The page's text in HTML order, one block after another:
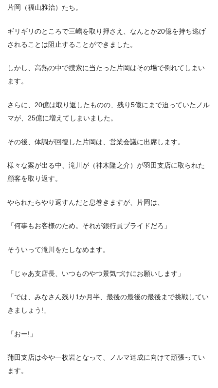
片岡（福山雅治）たち。
ギリギリのところで三嶋を取り押さえ、なんとか20億を持ち逃げ
されることは阻止することができました。
しかし、高熱の中で捜索に当たった片岡はその場で倒れてしまい
ます。
さらに、20億は取り返したものの、残り5億にまで迫っていたノル
マが、25億に増えてしまいました。
その後、体調が回復した片岡は、営業会議に出席します。
様々な案が出る中、滝川が（神木隆之介）が羽田支店に取られた
顧客を取り返す。
やられたらやり返すんだと息巻きますが、片岡は、
「何事もお客様のため。それが銀行員プライドだろ」
そういって滝川をたしなめます。
「じゃあ支店長、いつものやつ景気づけにお願いします」
「では、みなさん残り1か月半、最後の最後の最後まで挑戦してい
きましょう!」
「おー!」
蒲田支店は今や一枚岩となって、ノルマ達成に向けて頑張ってい
ます。